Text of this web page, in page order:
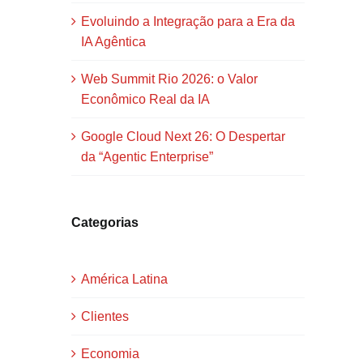
Evoluindo a Integração para a Era da
IA Agêntica
Web Summit Rio 2026: o Valor
Econômico Real da IA
Google Cloud Next 26: O Despertar
da “Agentic Enterprise”
Categorias
América Latina
Clientes
Economia